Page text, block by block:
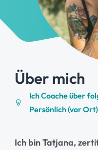
Über mich
Ich Coache über
Persönlich (vor Ort)
Ich bin Tatjana,